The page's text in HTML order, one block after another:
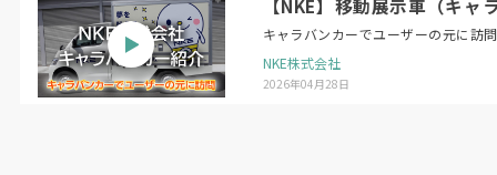
【NKE】移動展示車（キ
キャラバンカーでユーザーの元に訪問
NKE株式会社
2026年04月28日